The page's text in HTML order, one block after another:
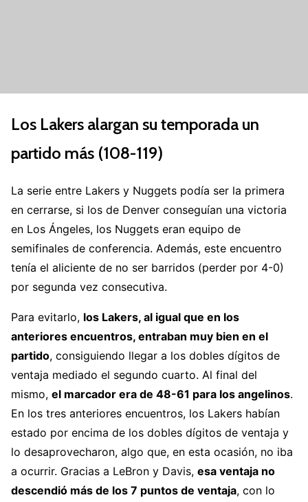
Los Lakers alargan su temporada un
partido más (108-119)
La serie entre Lakers y Nuggets podía ser la primera
en cerrarse, si los de Denver conseguían una victoria
en Los Ángeles, los Nuggets eran equipo de
semifinales de conferencia. Además, este encuentro
tenía el aliciente de no ser barridos (perder por 4-0)
por segunda vez consecutiva.
Para evitarlo, los Lakers, al igual que en los
anteriores encuentros, entraban muy bien en el
partido, consiguiendo llegar a los dobles dígitos de
ventaja mediado el segundo cuarto. Al final del
mismo, el marcador era de 48-61 para los angelinos.
En los tres anteriores encuentros, los Lakers habían
estado por encima de los dobles dígitos de ventaja y
lo desaprovecharon, algo que, en esta ocasión, no iba
a ocurrir. Gracias a LeBron y Davis, esa ventaja no
descendió más de los 7 puntos de ventaja, con lo